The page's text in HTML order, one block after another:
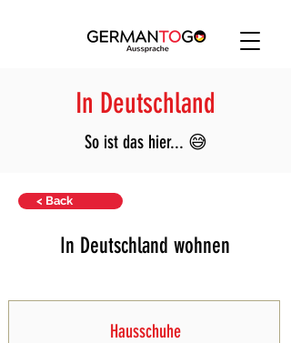
In Deutschland
So ist das hier... 😅
< Back
In Deutschland wohnen
Hausschuhe